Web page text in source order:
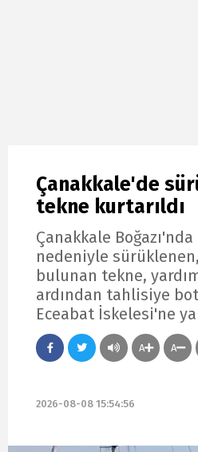
Çanakkale'de
tekne kurtarıldı
Çanakkale Boğazı'nda
nedeniyle
bulunan tekne,
ardından tahlisiye
Eceabat İskelesi'ne
A A
2026-08-08 15:54:56